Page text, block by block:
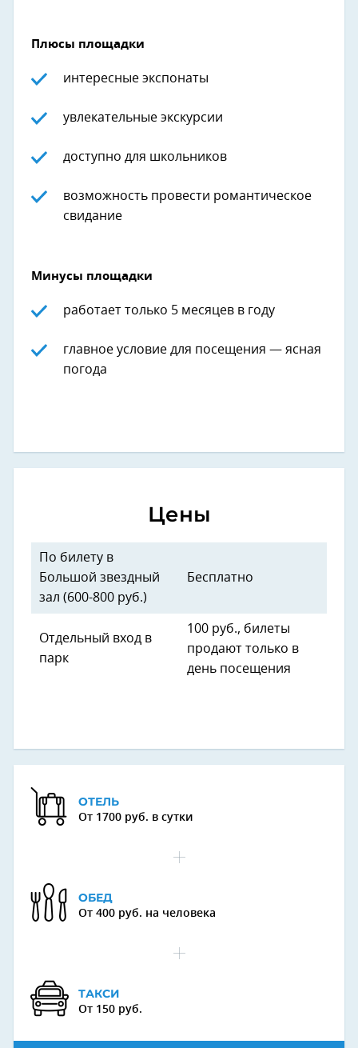
Плюсы площадки
интересные экспонаты
увлекательные экскурсии
доступно для школьников
возможность провести романтическое
свидание
Минусы площадки
работает только 5 месяцев в году
главное условие для посещения — ясная
погода
Цены
По билету в
Большой звездный
зал (600-800 руб.)
Бесплатно
Отдельный вход в
парк
100 руб., билеты
продают только в
день посещения
ОТЕЛЬ
От 1700 руб. в сутки
ОБЕД
От 400 руб. на человека
ТАКСИ
От 150 руб.